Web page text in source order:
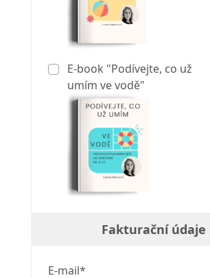
E-book "Podívejte, co už
umím ve vodě"
Fakturační údaje
E-mail*